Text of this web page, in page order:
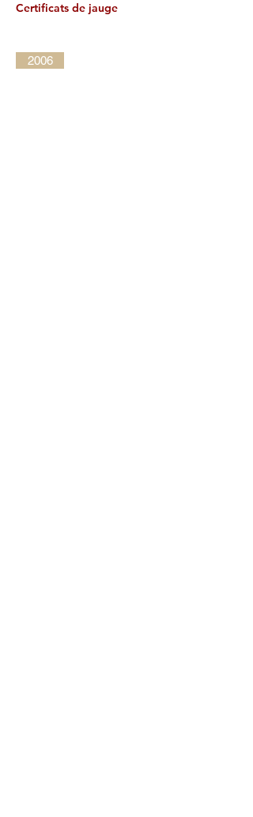
Certificats de jauge
2006